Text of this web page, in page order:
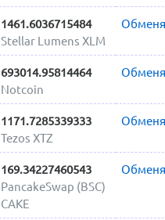
1461.6036715484
Stellar Lumens XLM
693014.95814464
Notcoin
1171.7285339333
Tezos XTZ
169.34227460543
PancakeSwap (BSC)
CAKE